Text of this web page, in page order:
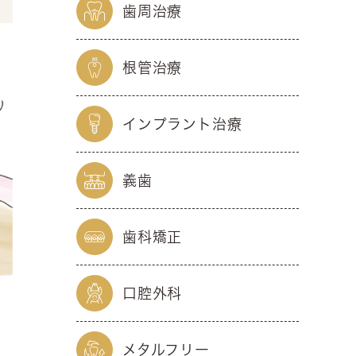
歯周治療
根管治療
インプラント治療
義歯
歯科矯正
口腔外科
メタルフリー